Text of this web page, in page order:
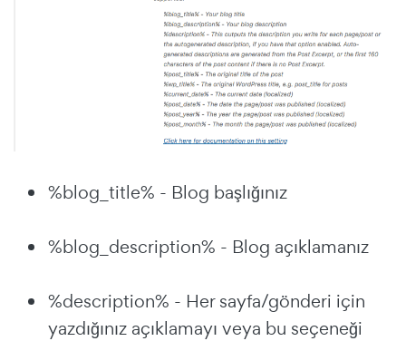
%blog_title% - Blog başlığınız
%blog_description% - Blog açıklamanız
%description% - Her sayfa/gönderi için
yazdığınız açıklamayı veya bu seçeneği